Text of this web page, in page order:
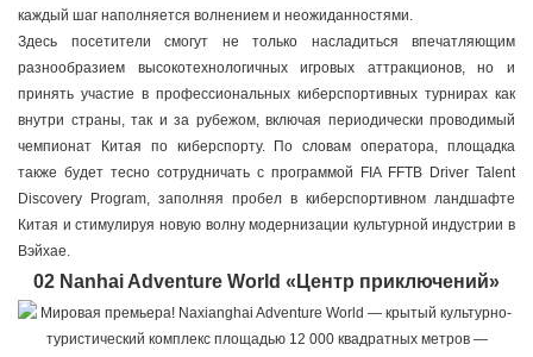
каждый шаг наполняется волнением и неожиданностями.
Здесь посетители смогут не только насладиться впечатляющим
разнообразием высокотехнологичных игровых аттракционов, но и
принять участие в профессиональных киберспортивных турнирах как
внутри страны, так и за рубежом, включая периодически проводимый
чемпионат Китая по киберспорту. По словам оператора, площадка
также будет тесно сотрудничать с программой FIA FFTB Driver Talent
Discovery Program, заполняя пробел в киберспортивном ландшафте
Китая и стимулируя новую волну модернизации культурной индустрии в
Вэйхае.
02 Nanhai Adventure World «Центр приключений»